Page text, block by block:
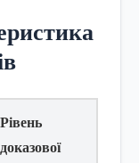
Рівень
доказової